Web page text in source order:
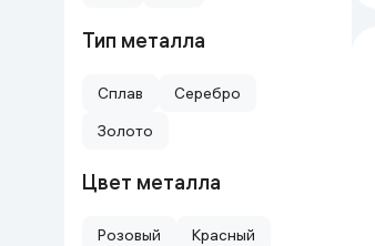
Тип металла
Сплав
Серебро
Золото
Цвет металла
Розовый
Красный